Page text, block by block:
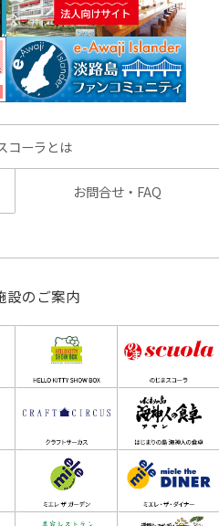
コーラとは
お問合せ・FAQ
設のご案内